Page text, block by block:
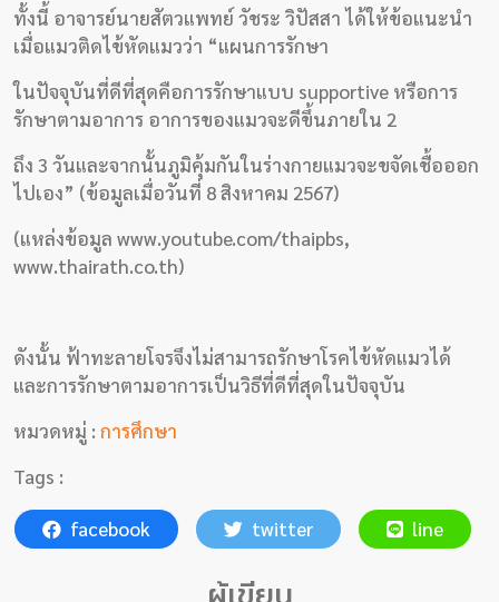
ทั้งนี้ อาจารย์นายสัตวแพทย์ วัชระ วิปัสสา ได้ให้ข้อแนะนำ
เมื่อแมวติดไข้หัดแมวว่า “แผนการรักษา
ในปัจจุบันที่ดีที่สุดคือการรักษาแบบ supportive หรือการ
รักษาตามอาการ อาการของแมวจะดีขึ้นภายใน 2
ถึง 3 วันและจากนั้นภูมิคุ้มกันในร่างกายแมวจะขจัดเชื้อออก
ไปเอง” (ข้อมูลเมื่อวันที่ 8 สิงหาคม 2567)
(แหล่งข้อมูล www.youtube.com/thaipbs,
www.thairath.co.th)
ดังนั้น ฟ้าทะลายโจรจึงไม่สามารถรักษาโรคไข้หัดแมวได้
และการรักษาตามอาการเป็นวิธีที่ดีที่สุดในปัจจุบัน
หมวดหมู่ : การศึกษา
Tags :
facebook twitter line